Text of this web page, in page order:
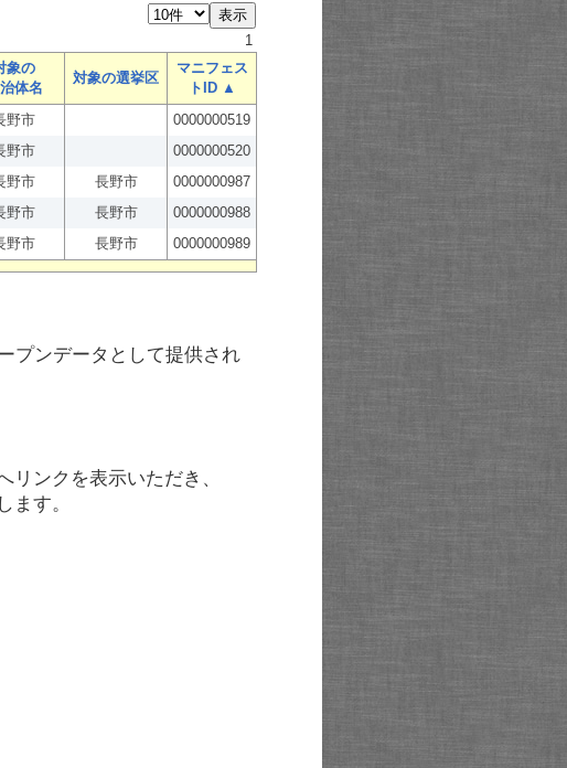
1
象の
体名
対象の選挙区
マニフェス
トID ▲
野市
0000000519
野市
0000000520
野市 長野市
0000000987
野市 長野市
0000000988
野市 長野市 0000000989
プンデータとして提供され
ンクを表示いただき、
ます。